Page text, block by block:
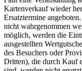
Kartenverkauf wieder
Ersatztermine
nicht wahrgenommen
möglich, werden die
ausgestellten
des Besuchers oder
Dritten), die durch Kauf